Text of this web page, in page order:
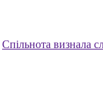
Спільнота визнала